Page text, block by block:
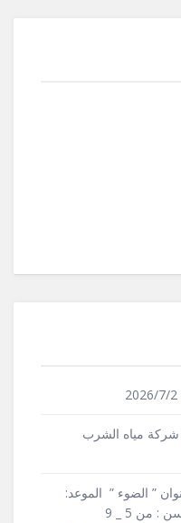
شركة مياه الشرب
” الضوء ” الموعد:
الأربعاء 2026/7/1 الساعة 10 ص السن : من 5 _ 9